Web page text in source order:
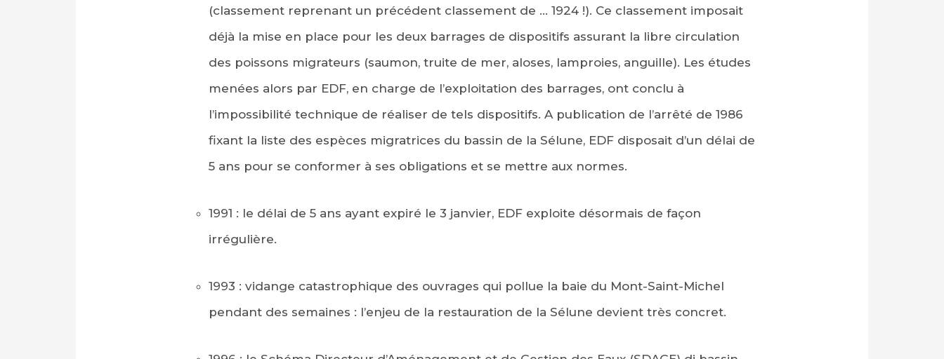
(classement reprenant un précédent classement de … 1924 !). Ce classement imposait
déjà la mise en place pour les deux barrages de dispositifs assurant la libre circulation
des poissons migrateurs (saumon, truite de mer, aloses, lamproies, anguille). Les études
menées alors par EDF, en charge de l’exploitation des barrages, ont conclu à
l’impossibilité technique de réaliser de tels dispositifs. A publication de l’arrêté de 1986
fixant la liste des espèces migratrices du bassin de la Sélune, EDF disposait d’un délai de
5 ans pour se conformer à ses obligations et se mettre aux normes.
1991 : le délai de 5 ans ayant expiré le 3 janvier, EDF exploite désormais de façon
irrégulière.
1993 : vidange catastrophique des ouvrages qui pollue la baie du Mont-Saint-Michel
pendant des semaines : l’enjeu de la restauration de la Sélune devient très concret.